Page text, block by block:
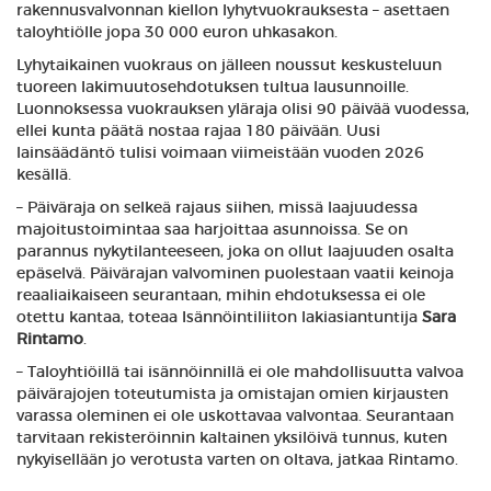
rakennusvalvonnan kiellon lyhytvuokrauksesta – asettaen
taloyhtiölle jopa 30 000 euron uhkasakon.
Lyhytaikainen vuokraus on jälleen noussut keskusteluun
tuoreen lakimuutosehdotuksen tultua lausunnoille.
Luonnoksessa vuokrauksen yläraja olisi 90 päivää vuodessa,
ellei kunta päätä nostaa rajaa 180 päivään. Uusi
lainsäädäntö tulisi voimaan viimeistään vuoden 2026
kesällä.
– Päiväraja on selkeä rajaus siihen, missä laajuudessa
majoitustoimintaa saa harjoittaa asunnoissa. Se on
parannus nykytilanteeseen, joka on ollut laajuuden osalta
epäselvä. Päivärajan valvominen puolestaan vaatii keinoja
reaaliaikaiseen seurantaan, mihin ehdotuksessa ei ole
otettu kantaa, toteaa Isännöintiliiton lakiasiantuntija Sara
Rintamo.
– Taloyhtiöillä tai isännöinnillä ei ole mahdollisuutta valvoa
päivärajojen toteutumista ja omistajan omien kirjausten
varassa oleminen ei ole uskottavaa valvontaa. Seurantaan
tarvitaan rekisteröinnin kaltainen yksilöivä tunnus, kuten
nykyisellään jo verotusta varten on oltava, jatkaa Rintamo.